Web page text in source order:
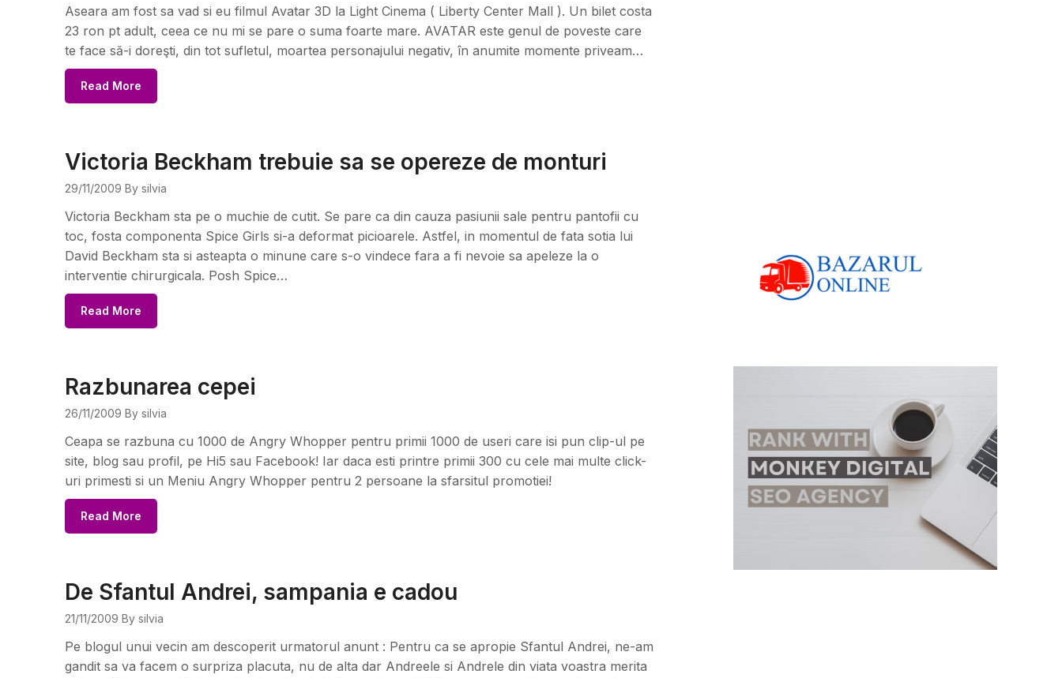
Aseara am fost sa vad si eu filmul Avatar 3D la Light Cinema ( Liberty Center Mall ). Un bilet costa
23 ron pt adult, ceea ce nu mi se pare o suma foarte mare. AVATAR este genul de poveste care
te face să-i doreşti, din tot sufletul, moartea personajului negativ, în anumite momente priveam…
Read More
Victoria Beckham trebuie sa se opereze de monturi
29/11/2009 By silvia
Victoria Beckham sta pe o muchie de cutit. Se pare ca din cauza pasiunii sale pentru pantofii cu
toc, fosta componenta Spice Girls si-a deformat picioarele. Astfel, in momentul de fata sotia lui
David Beckham sta si asteapta o minune care s-o vindece fara a fi nevoie sa apeleze la o
interventie chirurgicala. Posh Spice…
Read More
Razbunarea cepei
26/11/2009 By silvia
Ceapa se razbuna cu 1000 de Angry Whopper pentru primii 1000 de useri care isi pun clip-ul pe
site, blog sau profil, pe Hi5 sau Facebook! Iar daca esti printre primii 300 cu cele mai multe click-
uri primesti si un Meniu Angry Whopper pentru 2 persoane la sfarsitul promotiei!
Read More
De Sfantul Andrei, sampania e cadou
21/11/2009 By silvia
Pe blogul unui vecin am descoperit urmatorul anunt : Pentru ca se apropie Sfantul Andrei, ne-am
gandit sa va facem o surpriza placuta, nu de alta dar Andreele si Andrele din viata voastra merita